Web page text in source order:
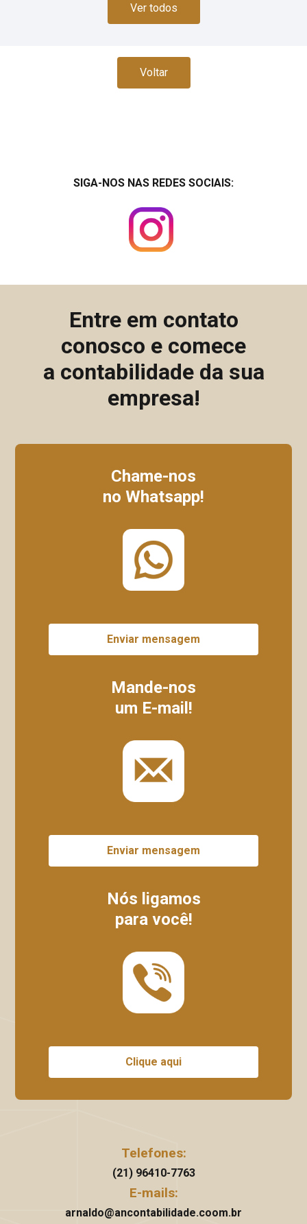
Ver todos
Voltar
SIGA-NOS NAS REDES SOCIAIS:
Entre em contato
conosco e comece
a contabilidade da sua
empresa!
Chame-nos
no Whatsapp!
Enviar mensagem
Mande-nos
um E-mail!
Enviar mensagem
Nós ligamos
para você!
Clique aqui
Telefones:
(21) 96410-7763
E-mails:
arnaldo@ancontabilidade.coom.br